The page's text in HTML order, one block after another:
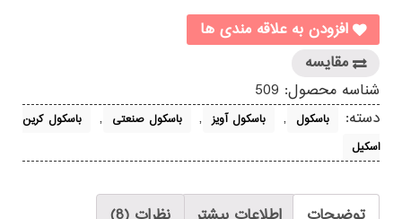
آویز
کرین
اسکیل
OCS-
AX
افزودن به علاقه مندی ها
مقایسه
شناسه محصول: 509
دسته:
باسکول , باسکول آویز , باسکول صنعتی ,
باسکول کرین
اسکیل